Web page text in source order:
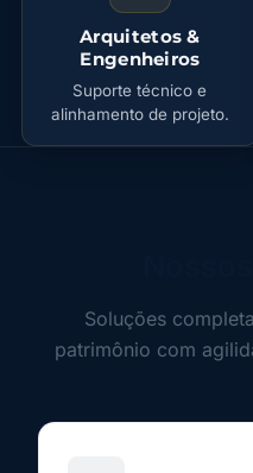
Arquitetos &
Engenheiros
Suporte técnico e
alinhamento de projeto.
Soluções
patrimônio com